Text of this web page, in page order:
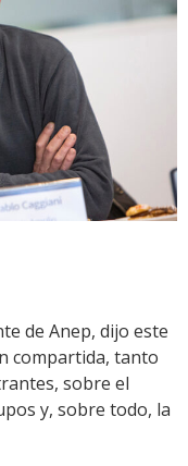
de Anep, dijo este
compartida, tanto
sobre el
y, sobre todo, la